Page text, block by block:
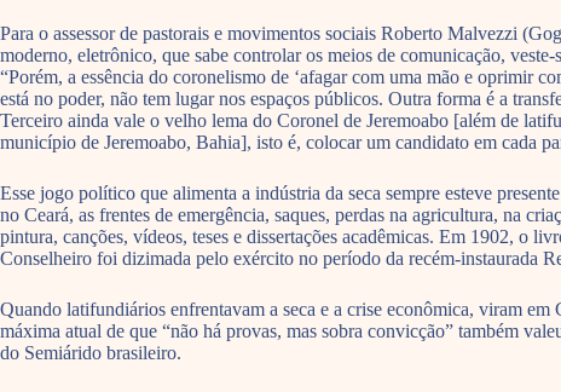
Para o assessor de pastorais e movimentos sociais Roberto Malvezzi
moderno, eletrônico, que sabe controlar os meios de comunicação,
“Porém, a essência do coronelismo de ‘afagar com uma mão e oprimir
está no poder, não tem lugar nos espaços públicos. Outra forma é a
Terceiro ainda vale o velho lema do Coronel de Jeremoabo [além de
município de Jeremoabo, Bahia], isto é, colocar um candidato em cada
Esse jogo político que alimenta a indústria da seca sempre esteve
no Ceará, as frentes de emergência, saques, perdas na agricultura, na
pintura, canções, vídeos, teses e dissertações acadêmicas. Em 1902, o
Conselheiro foi dizimada pelo exército no período da recém-instaurada
Quando latifundiários enfrentavam a seca e a crise econômica, viram
máxima atual de que “não há provas, mas sobra convicção” também
do Semiárido brasileiro.